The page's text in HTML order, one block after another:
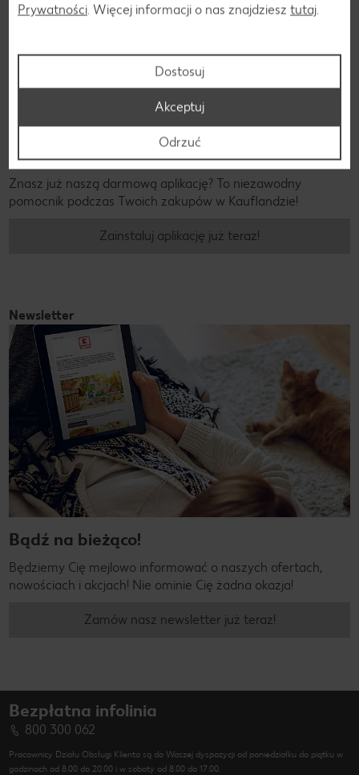
Wygodne zakupy!
Znasz już naszą darmową aplikację? To niezawodny
pomocnik podczas Twoich zakupów w Kauflandzie!
Zainstaluj aplikację już teraz!
Newsletter
Bądź na bieżąco!
Będziemy Cię mejlowo informować o naszych ofertach,
nowościach i akcjach! Nie ominie Cię żadna okazja!
Zamów nasz newsletter już teraz!
Bezpłatna infolinia
800 300 062
Pracownicy Działu Obsługi Klienta są do Waszej dyspozycji od poniedziałku do piątku w
godzinach od 8.00 do 20.00 i w soboty od 8.00 do 17.00.
Prywatności. Więcej informacji o nas znajdziesz tutaj.
Dostosuj
Odrzuć
Akceptuj